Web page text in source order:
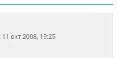
11 окт 2008, 19:25